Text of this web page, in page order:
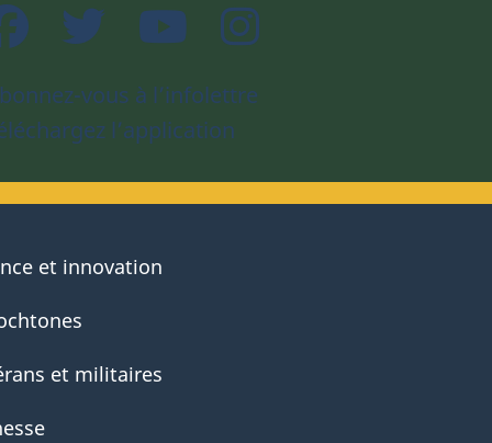
Facebook Twitter YouTube
vous à l’infolettre
l’application
et innovation
et militaires